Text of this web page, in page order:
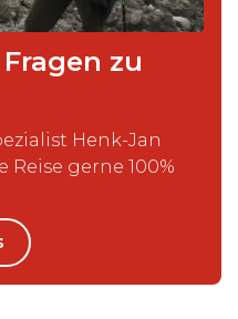
zu
Henk-Jan
gerne 100%